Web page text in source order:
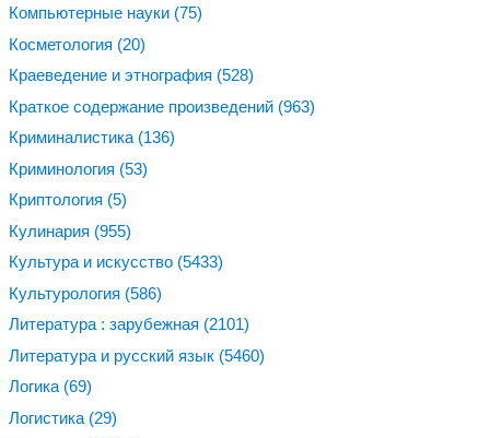
Компьютерные науки (75)
Косметология (20)
Краеведение и этнография (528)
Краткое содержание произведений (963)
Криминалистика (136)
Криминология (53)
Криптология (5)
Кулинария (955)
Культура и искусство (5433)
Культурология (586)
Литература : зарубежная (2101)
Литература и русский язык (5460)
Логика (69)
Логистика (29)